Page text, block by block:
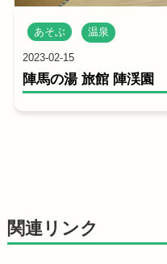
あそぶ 温泉
2023-02-15
陣馬の湯 旅館 陣渓園
関連リンク